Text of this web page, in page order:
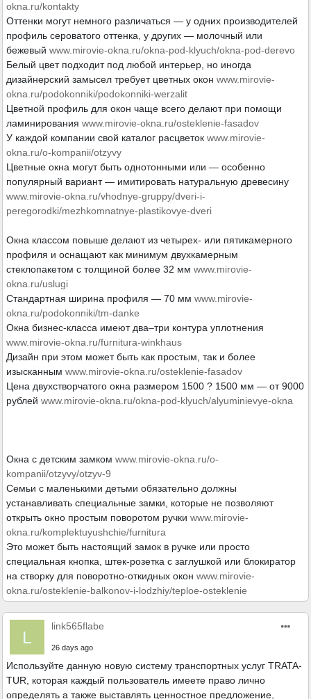
okna.ru/kontakty
Оттенки могут немного различаться — у одних производителей
профиль сероватого оттенка, у других — молочный или
бежевый www.mirovie-okna.ru/okna-pod-klyuch/okna-pod-derevo
Белый цвет подходит под любой интерьер, но иногда
дизайнерский замысел требует цветных окон www.mirovie-
okna.ru/podokonniki/podokonniki-werzalit
Цветной профиль для окон чаще всего делают при помощи
ламинирования www.mirovie-okna.ru/osteklenie-fasadov
У каждой компании свой каталог расцветок www.mirovie-
okna.ru/o-kompanii/otzyvy
Цветные окна могут быть однотонными или — особенно
популярный вариант — имитировать натуральную древесину
www.mirovie-okna.ru/vhodnye-gruppy/dveri-i-
peregorodki/mezhkomnatnye-plastikovye-dveri
Окна классом повыше делают из четырех- или пятикамерного
профиля и оснащают как минимум двухкамерным
стеклопакетом с толщиной более 32 мм www.mirovie-
okna.ru/uslugi
Стандартная ширина профиля — 70 мм www.mirovie-
okna.ru/podokonniki/tm-danke
Окна бизнес-класса имеют два–три контура уплотнения
www.mirovie-okna.ru/furnitura-winkhaus
Дизайн при этом может быть как простым, так и более
изысканным www.mirovie-okna.ru/osteklenie-fasadov
Цена двухстворчатого окна размером 1500 ? 1500 мм — от 9000
рублей www.mirovie-okna.ru/okna-pod-klyuch/alyuminievye-okna
Окна с детским замком www.mirovie-okna.ru/o-
kompanii/otzyvy/otzyv-9
Семьи с маленькими детьми обязательно должны
устанавливать специальные замки, которые не позволяют
открыть окно простым поворотом ручки www.mirovie-
okna.ru/komplektuyushchie/furnitura
Это может быть настоящий замок в ручке или просто
специальная кнопка, штек-розетка с заглушкой или блокиратор
на створку для поворотно-откидных окон www.mirovie-
okna.ru/osteklenie-balkonov-i-lodzhiy/teploe-osteklenie
L
link565flabe
26 days ago
Используйте данную новую систему транспортных услуг TRATA-
TUR, которая каждый пользователь имеете право лично
определять а также выставлять ценностное предложение,